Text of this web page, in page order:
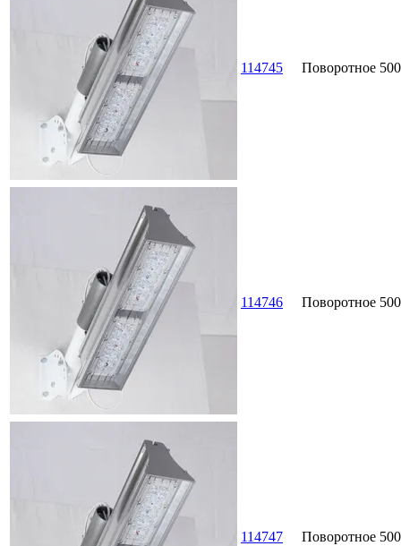
114745 Поворотное
114746 Поворотное
114747 Поворотное